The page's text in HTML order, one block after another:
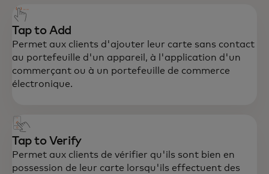
Tap to Add
Permet aux clients d'ajouter leur carte sans contact
au portefeuille d'un appareil, à l'application d'un
commerçant ou à un portefeuille de commerce
électronique.
Tap to Verify
Permet aux clients de vérifier qu'ils sont bien en
possession de leur carte lorsqu'ils effectuent des